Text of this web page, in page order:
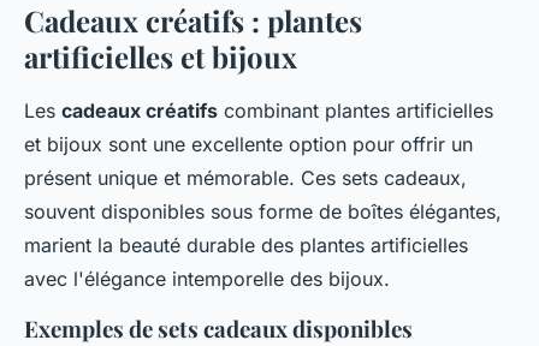
Cadeaux créatifs : plantes
artificielles et bijoux
Les cadeaux créatifs combinant plantes artificielles
et bijoux sont une excellente option pour offrir un
présent unique et mémorable. Ces sets cadeaux,
souvent disponibles sous forme de boîtes élégantes,
marient la beauté durable des plantes artificielles
avec l'élégance intemporelle des bijoux.
Exemples de sets cadeaux disponibles